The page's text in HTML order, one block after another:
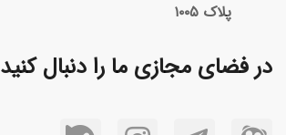
پلاک ۱۰۰۵
در فضای مجازی ما را دنبال کنید